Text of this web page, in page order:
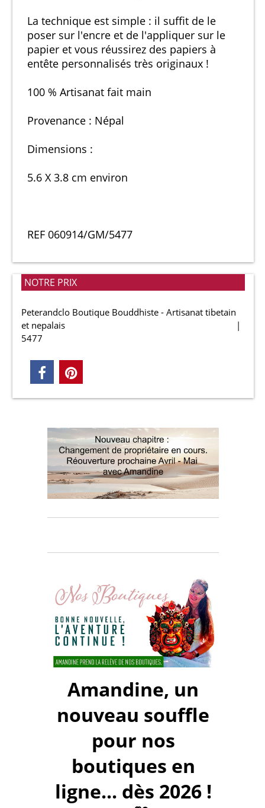
La technique est simple : il suffit de le
poser sur l'encre et de l'appliquer sur le
papier et vous réussirez des papiers à
entête personnalisés très originaux !
100 % Artisanat fait main
Provenance : Népal
Dimensions :
5.6 X 3.8 cm environ
REF 060914/GM/5477
NOTRE PRIX
Peterandclo Boutique Bouddhiste - Artisanat tibetain
et nepalais
5477
Amandine, un
nouveau souffle
pour nos
boutiques en
ligne... dès 2026 !